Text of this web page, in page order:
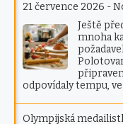
21 července 2026 -
Ještě
mnoha
odpovídaly tempu,
Olympijská